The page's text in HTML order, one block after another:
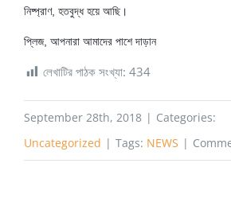
নিষ্প্রাণ, হতবুদ্ধ হয়ে আছি।
প্লিজ, আপনারা আমাদের পাশে দাড়ান
লেখাটির পাঠক সংখ্যা: 434
September 28th, 2018 | Categories:
Uncategorized | Tags: NEWS |